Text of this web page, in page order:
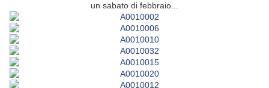
un sabato di febbraio...